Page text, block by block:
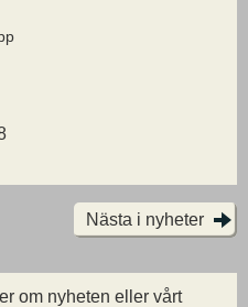
Nästa i nyheter
om nyheten eller vårt